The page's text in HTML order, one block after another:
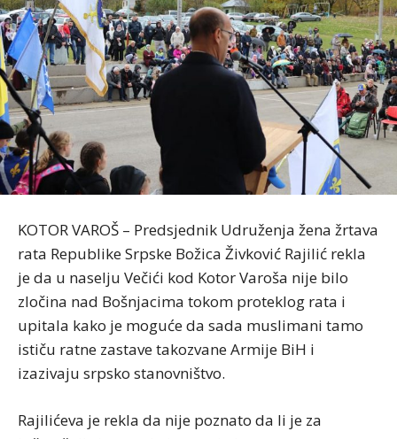
KOTOR VAROŠ – Predsjednik Udruženja žena žrtava
rata Republike Srpske Božica Živković Rajilić rekla
je da u naselju Večići kod Kotor Varoša nije bilo
zločina nad Bošnjacima tokom proteklog rata i
upitala kako je moguće da sada muslimani tamo
ističu ratne zastave takozvane Armije BiH i
izazivaju srpsko stanovništvo.
Rajilićeva je rekla da nije poznato da li je za